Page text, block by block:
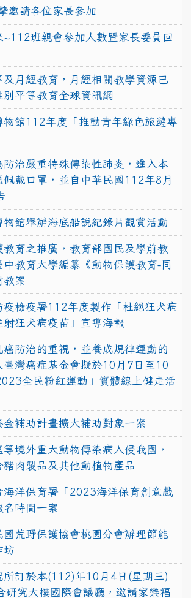
邀請各位家長參加
~112班親會參加人數暨家長委員回
及月經教育，月經相關教學資源已
平等教育全球資訊網
物館112年度「推動青年綠色旅遊專
防治嚴重特殊傳染性肺炎，進入本
佩戴口罩，並自中華民國112年8月
物館舉辦海底船說紀錄片觀賞活動
教育之推廣，教育部國民及學前教
中教育大學編纂《動物保護教育-同
教案
疫檢疫署112年度製作「杜絕狂犬病
狂犬病疫苗」宣導海報
癌防治的重視，並養成規律運動的
臺灣癌症基金會擬於10月7日至10
全民粉紅運動」實體線上健走活
金補助計畫擴大補助對象一案
境外重大動物傳染病入侵我國，
肉製品及其他動植物產品
海洋保育署「2023海洋保育創意戲
名時間一案
國荒野保護協會桃園分會辦理節能
坊
所訂於本(112)年10月4日(星期三)
研究大樓國際會議廳，邀請家樂福